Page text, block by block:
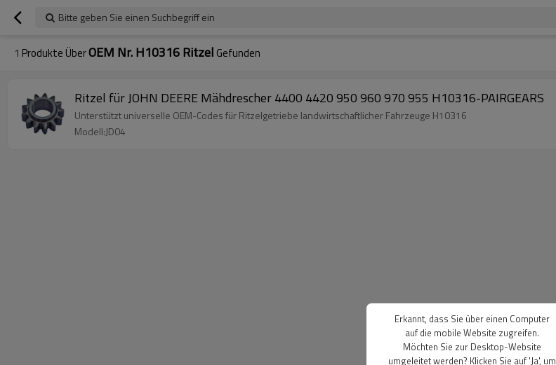
Bitte geben Sie einen Suchbegriff ein
1 Produkte ÜberOEM Nr. H10316 Ritzel Gefunden
Ritzel für JOHN DEERE Mähdrescher 4400 4420 950 960 970 955 H10316-PAIRGEARS
Unterstützt universelle OEM-Codes für Ritzelgetriebe landwirtschaftlicher Fahrzeuge H10316
Modell:JD04
Erkannt, dass Sie über einen Computer
auf die mobile Website zugreifen.
Möchten Sie zur Desktop-Website
umgeleitet werden? Klicken Sie auf 'Ja', um